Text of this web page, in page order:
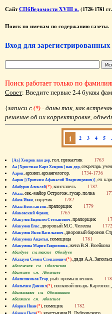
СайтСПбВедомости XVIII в. (1728-1781
Поиск по именам по содержанию газеты.
Вход для
Поиск работает только по
Совет: Введите первые 2-4 буквы
{записи с(*)- даны так, как
решение об их корректировке,
1 2 3 4 5
[Аа] Хенрик ван дер, гол. приказчик 1763
Аа [Христиан Карл Хенрик] ван дер, секретарь
Аарон, архиеп. архангелогор. 1734-1736
Аарон [(Еропкин Афанасий Владимирович)], еп.
Абабуров Алексей(*), констапель 1782
Абаза, сек.-майор Острогож. гусар. полка
Абаза Иван, поручик 1782
Абаза Константин, прапорщик 1779
Абаковский Франц 1765
Абакулов Евдоким Степанович, прапорщик
Абакумов Влас, дворовый М.С. Челеева 1772
Абакумов Яков Васильевич, дворовый баронов
Абакумова Авдотья, помещица 1781
Абакумова Мария Гавриловна, жена В.Я.
Абалдуев см. также Оболдуев
Абалдуев Семен Степанович(*), дядя А.А.
Абаленская см. Оболенская
Абалешев см. Аболешев
Абалишников Егор, рыб. промышленник
Абалыхин Даниил(*), полковой писарь
Абальянинов см. Обольянинов
Абаляшев см. Аболешев
Абарин Иван(*), помещик 1782